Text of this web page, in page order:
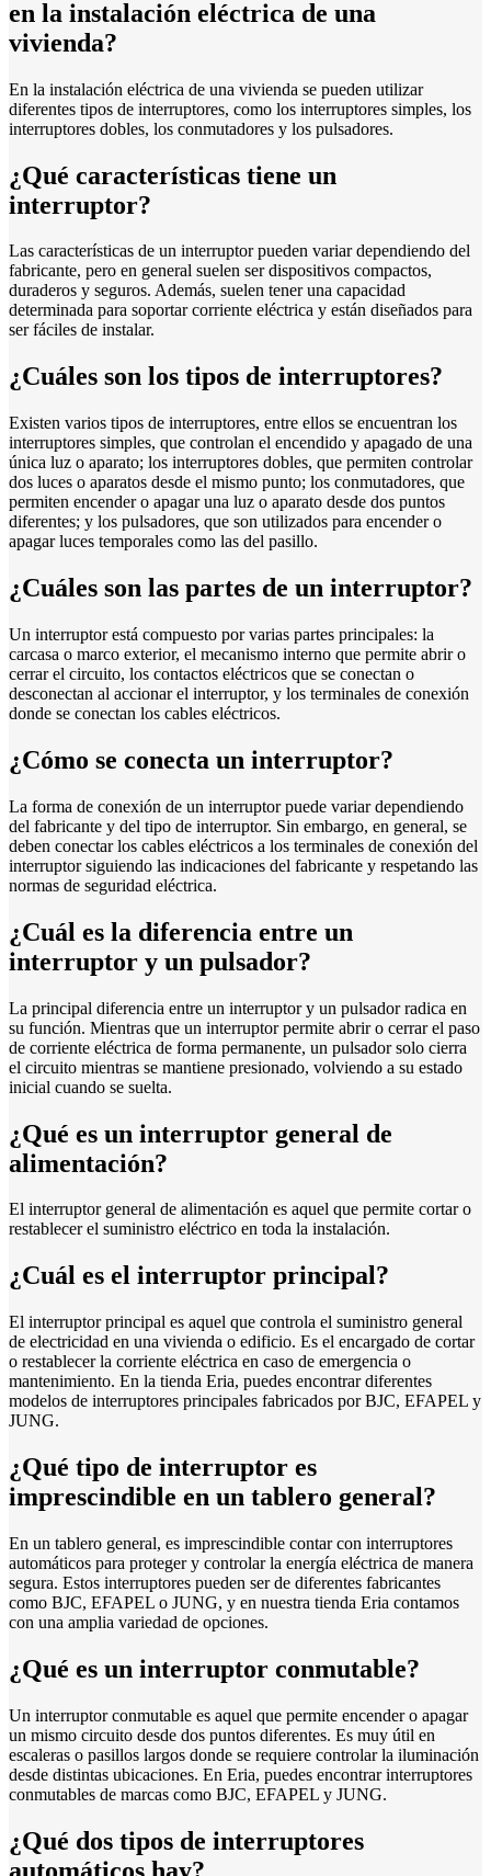
en la instalación eléctrica de una
vivienda?
En la instalación eléctrica de una vivienda se pueden utilizar
diferentes tipos de interruptores, como los interruptores simples, los
interruptores dobles, los conmutadores y los pulsadores.
¿Qué características tiene un
interruptor?
Las características de un interruptor pueden variar dependiendo del
fabricante, pero en general suelen ser dispositivos compactos,
duraderos y seguros. Además, suelen tener una capacidad
determinada para soportar corriente eléctrica y están diseñados para
ser fáciles de instalar.
¿Cuáles son los tipos de interruptores?
Existen varios tipos de interruptores, entre ellos se encuentran los
interruptores simples, que controlan el encendido y apagado de una
única luz o aparato; los interruptores dobles, que permiten controlar
dos luces o aparatos desde el mismo punto; los conmutadores, que
permiten encender o apagar una luz o aparato desde dos puntos
diferentes; y los pulsadores, que son utilizados para encender o
apagar luces temporales como las del pasillo.
¿Cuáles son las partes de un interruptor?
Un interruptor está compuesto por varias partes principales: la
carcasa o marco exterior, el mecanismo interno que permite abrir o
cerrar el circuito, los contactos eléctricos que se conectan o
desconectan al accionar el interruptor, y los terminales de conexión
donde se conectan los cables eléctricos.
¿Cómo se conecta un interruptor?
La forma de conexión de un interruptor puede variar dependiendo
del fabricante y del tipo de interruptor. Sin embargo, en general, se
deben conectar los cables eléctricos a los terminales de conexión del
interruptor siguiendo las indicaciones del fabricante y respetando las
normas de seguridad eléctrica.
¿Cuál es la diferencia entre un
interruptor y un pulsador?
La principal diferencia entre un interruptor y un pulsador radica en
su función. Mientras que un interruptor permite abrir o cerrar el paso
de corriente eléctrica de forma permanente, un pulsador solo cierra
el circuito mientras se mantiene presionado, volviendo a su estado
inicial cuando se suelta.
¿Qué es un interruptor general de
alimentación?
El interruptor general de alimentación es aquel que permite cortar o
restablecer el suministro eléctrico en toda la instalación.
¿Cuál es el interruptor principal?
El interruptor principal es aquel que controla el suministro general
de electricidad en una vivienda o edificio. Es el encargado de cortar
o restablecer la corriente eléctrica en caso de emergencia o
mantenimiento. En la tienda Eria, puedes encontrar diferentes
modelos de interruptores principales fabricados por BJC, EFAPEL y
JUNG.
¿Qué tipo de interruptor es
imprescindible en un tablero general?
En un tablero general, es imprescindible contar con interruptores
automáticos para proteger y controlar la energía eléctrica de manera
segura. Estos interruptores pueden ser de diferentes fabricantes
como BJC, EFAPEL o JUNG, y en nuestra tienda Eria contamos
con una amplia variedad de opciones.
¿Qué es un interruptor conmutable?
Un interruptor conmutable es aquel que permite encender o apagar
un mismo circuito desde dos puntos diferentes. Es muy útil en
escaleras o pasillos largos donde se requiere controlar la iluminación
desde distintas ubicaciones. En Eria, puedes encontrar interruptores
conmutables de marcas como BJC, EFAPEL y JUNG.
¿Qué dos tipos de interruptores